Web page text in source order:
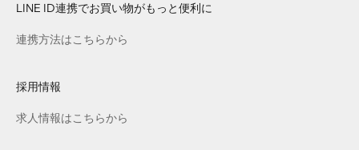
LINE ID連携でお買い物がもっと便利に
連携方法はこちらから
採用情報
求人情報はこちらから